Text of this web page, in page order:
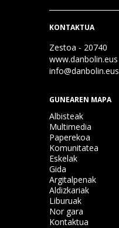
KONTAKTUA
Zestoa - 20740
www.danbolin.eus
info@danbolin.eus
GUNEAREN MAPA
Albisteak
Multimedia
Paperekoa
Komunitatea
Eskelak
Gida
Argitalpenak
Aldizkariak
Liburuak
Nor gara
Kontaktua